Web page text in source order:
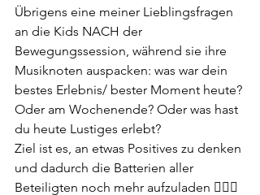
Übrigens eine meiner Lieblingsfragen
an die Kids NACH der
Bewegungssession, während sie ihre
Musiknoten auspacken: was war dein
bestes Erlebnis/ bester Moment heute?
Oder am Wochenende? Oder was hast
du heute Lustiges erlebt?
Ziel ist es, an etwas Positives zu denken
und dadurch die Batterien aller
Beteiligten noch mehr aufzuladen ✌🏽🔋